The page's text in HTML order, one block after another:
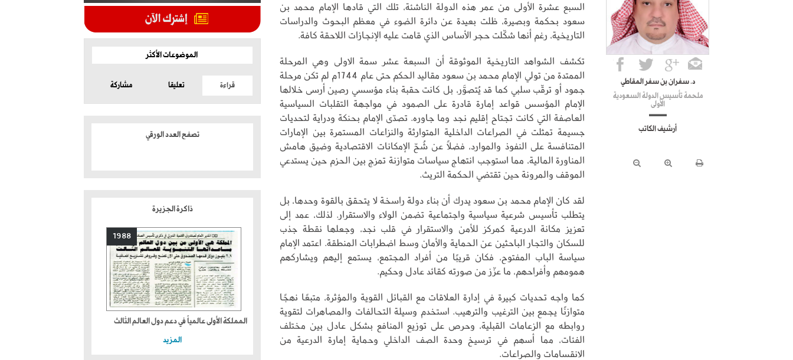
د. سفران بن سفر المقاطي
ملحمة تأسيس الدولة السعودية
الأولى
أرشيف الكاتب
السبع عشرة الأولى من عمر هذه الدولة الناشئة، تلك التي قادها الإمام محمد بن
سعود بحكمة وبصيرة، ظلت بعيدة عن دائرة الضوء في معظم البحوث والدراسات
التاريخية، رغم أنها شكّلت حجر الأساس الذي قامت عليه الإنجازات اللاحقة كافة.
تكشف الشواهد التاريخية الموثوقة أن السبعة عشر سمة الاولى وهي المرحلة
الممتدة من تولي الإمام محمد بن سعود مقاليد الحكم حتى عام 1744م لم تكن مرحلة
جمود أو ترقّب سلبي كما قد يُتصوَّر، بل كانت حقبة بناء مؤسسي رصين أرسى خلالها
الإمام المؤسس قواعد إمارة قادرة على الصمود في مواجهة التقلبات السياسية
العاصفة التي كانت تجتاح إقليم نجد وما جاوره. تصدّى الإمام بحنكة ودراية لتحديات
جسيمة تمثلت في الصراعات الداخلية المتوارثة والنزاعات المستمرة بين الإمارات
المتنافسة على النفوذ والموارد، فضلاً عن شُحّ الإمكانات الاقتصادية وضيق هامش
المناورة المالية، مما استوجب انتهاج سياسات متوازنة تمزج بين الحزم حين يستدعي
الموقف والمرونة حين تقتضي الحكمة التريث.
لقد كان الإمام محمد بن سعود يدرك أن بناء دولة راسخة لا يتحقق بالقوة وحدها، بل
يتطلب تأسيس شرعية سياسية واجتماعية تضمن الولاء والاستقرار. لذلك، عمد إلى
تعزيز مكانة الدرعية كمركز للأمن والاستقرار في قلب نجد، وجعلها نقطة جذب
للسكان والتجار الباحثين عن الحماية والأمان وسط اضطرابات المنطقة. اعتمد الإمام
سياسة الباب المفتوح، فكان قريبًا من أفراد المجتمع، يستمع إليهم ويشاركهم
همومهم وأفراحهم، ما عزّز من صورته كقائد عادل وحكيم.
كما واجه تحديات كبيرة في إدارة العلاقات مع القبائل القوية والمؤثرة، متبعًا نهجًا
متوازنًا يجمع بين الترغيب والترهيب. استخدم وسيلة التحالفات والمصاهرات لتقوية
روابطه مع الزعامات القبلية، وحرص على توزيع المنافع بشكل عادل بين مختلف
الفئات، مما أسهم في ترسيخ وحدة الصف الداخلي وحماية إمارة الدرعية من
الانقسامات والصراعات.
الموضوعات الأكثر
قراءة تعليقا مشاركة
تصفح العدد الورقي
ذاكرة الجزيرة
1988
المملكة الأولى عالمياً في دعم دول العالم الثالث
المزيد